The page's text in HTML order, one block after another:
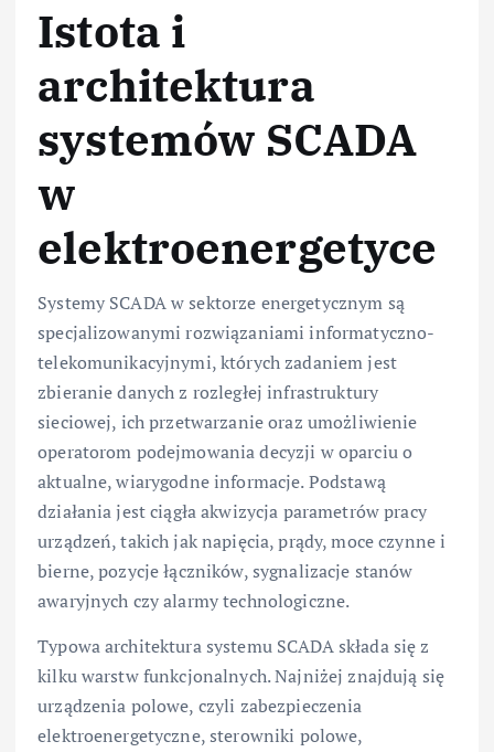
Istota i
architektura
systemów SCADA
w
elektroenergetyce
Systemy SCADA w sektorze energetycznym są
specjalizowanymi rozwiązaniami informatyczno-
telekomunikacyjnymi, których zadaniem jest
zbieranie danych z rozległej infrastruktury
sieciowej, ich przetwarzanie oraz umożliwienie
operatorom podejmowania decyzji w oparciu o
aktualne, wiarygodne informacje. Podstawą
działania jest ciągła akwizycja parametrów pracy
urządzeń, takich jak napięcia, prądy, moce czynne i
bierne, pozycje łączników, sygnalizacje stanów
awaryjnych czy alarmy technologiczne.
Typowa architektura systemu SCADA składa się z
kilku warstw funkcjonalnych. Najniżej znajdują się
urządzenia polowe, czyli zabezpieczenia
elektroenergetyczne, sterowniki polowe,